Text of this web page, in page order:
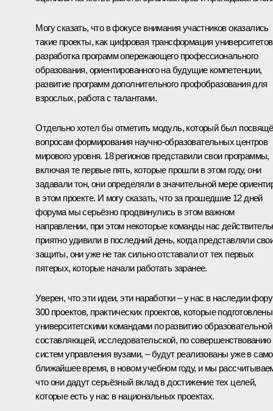
Могу сказать, что в фокусе внимания участников оказались
такие проекты, как цифровая трансформация
разработка программ опережающего профессионального
образования, ориентированного на будущие компетенции,
развитие программ дополнительного профобразования для
взрослых, работа с талантами.
Отдельно хотел бы отметить модуль, который был
вопросам формирования научно‑образовательных центров
мирового уровня. 18 регионов представили свои программы,
включая те первые пять, которые прошли в этом году, они
задавали тон, они определяли в значительной мере
в этом проекте. И могу сказать, что за прошедшие 12 дней
форума мы серьёзно продвинулись в этом важном
направлении, при этом некоторые команды нас
приятно удивили в последний день, когда представляли
защиты, они уже не так сильно отставали от тех первых
пятерых, которые начали работать заранее.
Уверен, что эти идеи, эти наработки – у нас в наследии
300 проектов, практических проектов, которые подготовлены
университетскими командами по развитию образовательной
составляющей, исследовательской, по совершенствованию
систем управления вузами, – будут реализованы уже в
ближайшее время, в новом учебном году, и мы
что они дадут серьёзный вклад в достижение тех целей,
которые есть у нас в национальных проектах.